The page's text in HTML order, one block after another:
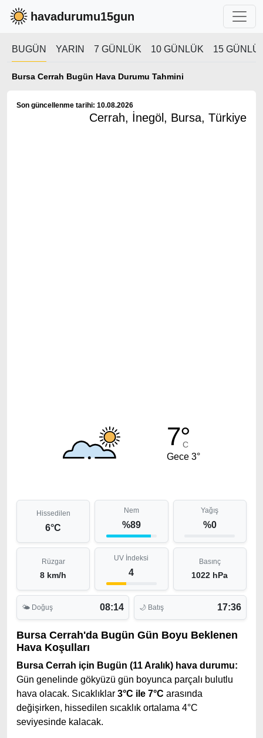
havadurumu15gun
BUGÜN YARIN 7 GÜNLÜK 10 GÜNLÜK 15
Bursa Cerrah Bugün Hava Durumu Tahmini
Son güncellenme tarihi: 10.08.2026
Cerrah, İnegöl, Bursa, Türkiye
7°
C
Gece 3°
Hissedilen
6°C
Nem
%89
Yağış
%0
Rüzgar
8 km/h
UV İndeksi
4
Basınç
1022 hPa
🌤 Doğuş 08:14 🌙 Batış 17:36
Bursa Cerrah'da Bugün Gün Boyu Beklenen
Hava Koşulları
Bursa Cerrah için Bugün (11 Aralık) hava durumu:
Gün genelinde gökyüzü gün boyunca parçalı bulutlu
hava olacak. Sıcaklıklar 3°C ile 7°C arasında
değişirken, hissedilen sıcaklık ortalama 4°C
seviyesinde kalacak.